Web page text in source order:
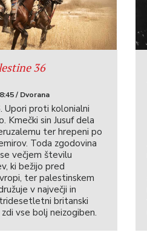
36
/ Dvorana
proti kolonialni
Kmečki sin Jusuf dela
ter hrepeni po
Toda zgodovina
večjem številu
ki bežijo pred
ter palestinskem
v največji in
britanski
vse bolj neizogiben.